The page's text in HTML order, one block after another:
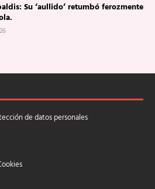
Su ‘aullido’ retumbó ferozmente
de datos personales